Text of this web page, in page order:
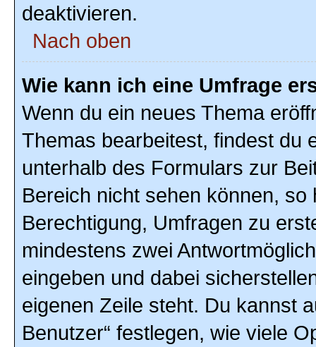
deaktivieren.
Nach oben
Wie kann ich eine Umfrage
Wenn du ein neues Thema
Themas bearbeitest, findest du
unterhalb des Formulars zur
Bereich nicht sehen können,
Berechtigung, Umfragen zu
mindestens zwei
eingeben und dabei
eigenen Zeile steht. Du kannst
Benutzer“ festlegen, wie viele